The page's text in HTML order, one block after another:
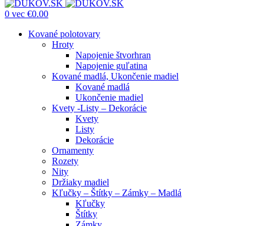
0 vec €0.00
Kované polotovary
Hroty
Napojenie štvorhran
Napojenie guľatina
Kované madlá, Ukončenie madiel
Kované madlá
Ukončenie madiel
Kvety -Listy – Dekorácie
Kvety
Listy
Dekorácie
Ornamenty
Rozety
Nity
Držiaky madiel
Kľučky – Štítky – Zámky – Madlá
Kľučky
Štítky